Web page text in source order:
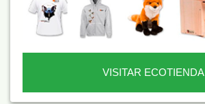
VISITAR ECOTIENDA